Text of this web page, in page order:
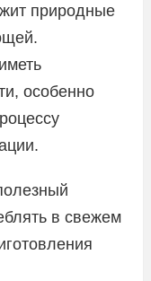
природные
особенно
в свежем